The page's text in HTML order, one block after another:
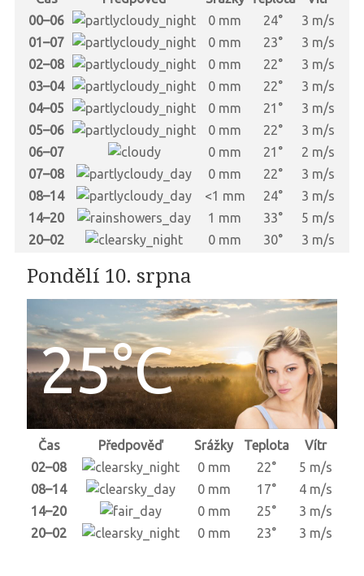
00–06
0 mm 24°
3 m/s
01–07
0 mm 23°
3 m/s
02–08
0 mm 22°
3 m/s
03–04
0 mm 22°
3 m/s
04–05
0 mm 21°
3 m/s
05–06
0 mm 22°
3 m/s
06–07
0 mm 21°
2 m/s
07–08
0 mm 22°
3 m/s
08–14
<1 mm 24°
3 m/s
14–20
1 mm 33°
5 m/s
20–02
0 mm 30° 3 m/s
Pondělí 10. srpna
25°C
Čas Předpověď Srážky Teplota
Vítr
02–08
0 mm 22°
5 m/s
08–14
0 mm 17°
4 m/s
14–20
0 mm 25°
3 m/s
20–02
0 mm 23° 3 m/s